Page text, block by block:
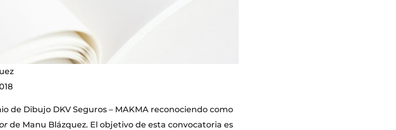
de Dibujo DKV Seguros – MAKMA reconociendo como
de Manu Blázquez. El objetivo de esta convocatoria es